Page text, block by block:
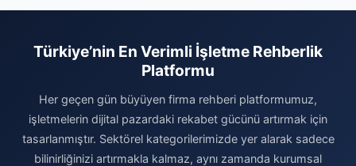
Türkiye’nin En Verimli İşletme Rehberlik
Platformu
Her geçen gün büyüyen firma rehberi platformumuz,
işletmelerin dijital pazardaki rekabet gücünü artırmak için
tasarlanmıştır. Sektörel kategorilerimizde yer alarak sadece
bilinirliğinizi artırmakla kalmaz, aynı zamanda kurumsal